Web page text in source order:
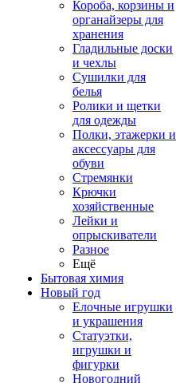
Короба, корзины и
органайзеры для
хранения
Гладильные доски
и чехлы
Сушилки для
белья
Ролики и щетки
для одежды
Полки, этажерки и
аксессуары для
обуви
Стремянки
Крючки
хозяйственные
Лейки и
опрыскиватели
Разное
Ещё
Бытовая химия
Новый год
Елочные игрушки
и украшения
Статуэтки,
игрушки и
фигурки
Новогодний